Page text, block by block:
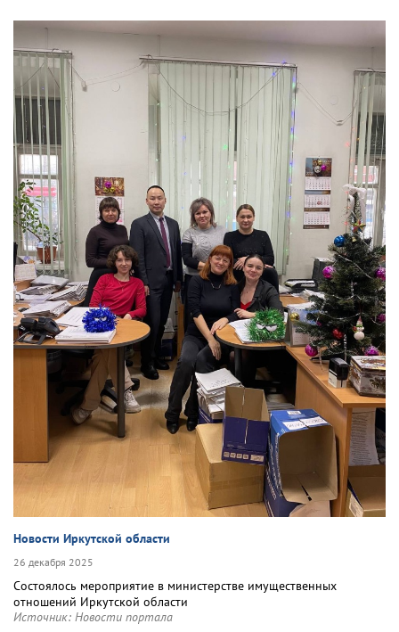
Новости Иркутской области
26 декабря 2025
Состоялось мероприятие в министерстве имущественных
отношений Иркутской области
Источник: Новости портала